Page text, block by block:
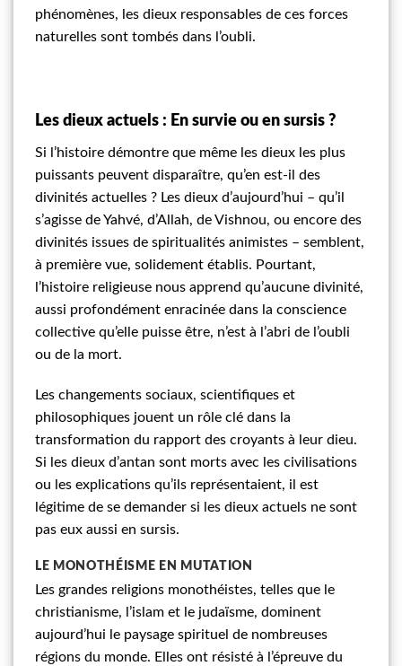
phénomènes, les dieux responsables de ces forces
naturelles sont tombés dans l’oubli.
Les dieux actuels : En survie ou en sursis ?
Si l’histoire démontre que même les dieux les plus
puissants peuvent disparaître, qu’en est-il des
divinités actuelles ? Les dieux d’aujourd’hui – qu’il
s’agisse de Yahvé, d’Allah, de Vishnou, ou encore des
divinités issues de spiritualités animistes – semblent,
à première vue, solidement établis. Pourtant,
l’histoire religieuse nous apprend qu’aucune divinité,
aussi profondément enracinée dans la conscience
collective qu’elle puisse être, n’est à l’abri de l’oubli
ou de la mort.
Les changements sociaux, scientifiques et
philosophiques jouent un rôle clé dans la
transformation du rapport des croyants à leur dieu.
Si les dieux d’antan sont morts avec les civilisations
ou les explications qu’ils représentaient, il est
légitime de se demander si les dieux actuels ne sont
pas eux aussi en sursis.
LE MONOTHÉISME EN MUTATION
Les grandes religions monothéistes, telles que le
christianisme, l’islam et le judaïsme, dominent
aujourd’hui le paysage spirituel de nombreuses
régions du monde. Elles ont résisté à l’épreuve du